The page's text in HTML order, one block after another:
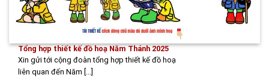
Tổng hợp thiết kế đồ hoạ Năm Thánh 2025
Xin gửi tới cộng đoàn tổng hợp thiết kế đồ hoạ
liên quan đến Năm [...]